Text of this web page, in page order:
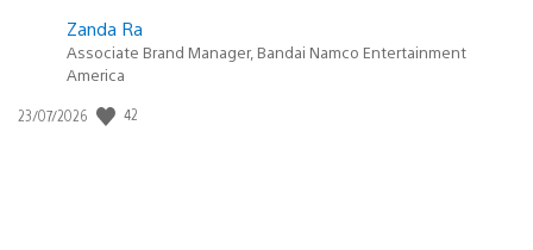
Zanda Ra
Associate Brand Manager, Bandai Namco Entertainment
America
Data
23/07/2026 42